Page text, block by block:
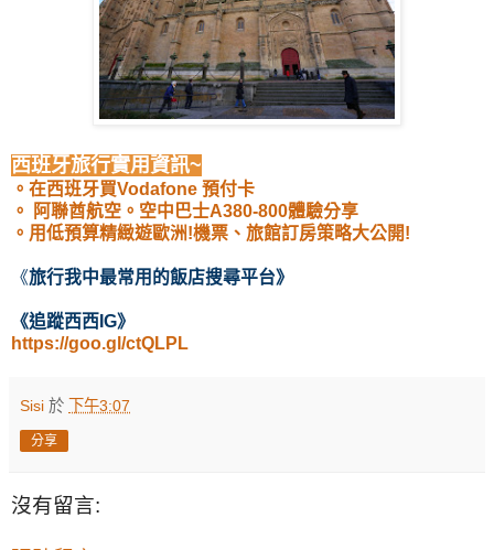
西班牙旅行實用資訊~
。在西班牙買Vodafone 預付卡
。 阿聯酋航空。空中巴士A380-800體驗分享
。用低預算精緻遊歐洲!機票、旅館訂房策略大公開!
《旅行我中最常用的飯店搜尋平台》
《追蹤西西IG》
https://goo.gl/ctQLPL
Sisi 於 下午3:07
分享
沒有留言: